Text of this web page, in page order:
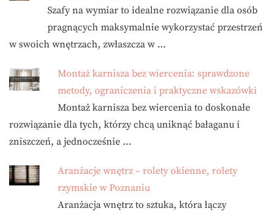
Szafy na wymiar to idealne rozwiązanie dla osób
pragnących maksymalnie wykorzystać przestrzeń
w swoich wnętrzach, zwłaszcza w …
Montaż karnisza bez wiercenia: sprawdzone
metody, ograniczenia i praktyczne wskazówki
Montaż karnisza bez wiercenia to doskonałe
rozwiązanie dla tych, którzy chcą uniknąć bałaganu i
zniszczeń, a jednocześnie …
Aranżacje wnętrz – rolety okienne, rolety
rzymskie w Poznaniu
Aranżacja wnętrz to sztuka, która łączy